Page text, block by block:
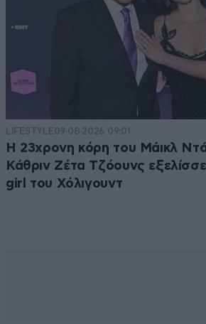
LIFESTYLE09·08·2026 09:01
Η 23χρονη κόρη τoυ Μάικλ
Κάθριν Ζέτα Τζόουνς
girl του Χόλιγουντ